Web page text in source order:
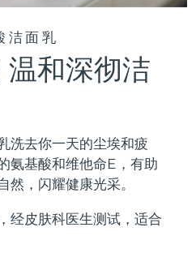
洁面乳
和深彻洁
洗去你一天的尘埃和疲
氨基酸和维他命E，有助
然，闪耀健康光采。
经皮肤科医生测试，适合
备
devices
hydration devices
toothbrushes
treatments
品Light Serum
IPL hair removal device
body toning
brush
2 plus
LED therapy
眼部护理
eyes & lips
line smoothing device
预计送达日期 8/10/26